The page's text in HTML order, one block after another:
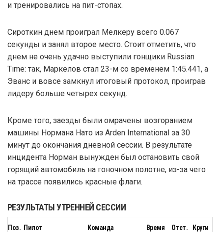
и тренировались на пит-стопах.
Сироткин днем проиграл Мелкеру всего 0.067
секунды и занял второе место. Стоит отметить, что
днем не очень удачно выступили гонщики Russian
Time: так, Маркелов стал 23-м со временем 1:45.441, а
Эванс и вовсе замкнул итоговый протокол, проиграв
лидеру больше четырех секунд.
Кроме того, заезды были омрачены возгоранием
машины Нормана Нато из Arden International за 30
минут до окончания дневной сессии. В результате
инцидента Норман вынужден был остановить свой
горящий автомобиль на гоночном полотне, из-за чего
на трассе появились красные флаги.
РЕЗУЛЬТАТЫ УТРЕННЕЙ СЕССИИ
Поз. Пилот Команда Время Отст. Круги